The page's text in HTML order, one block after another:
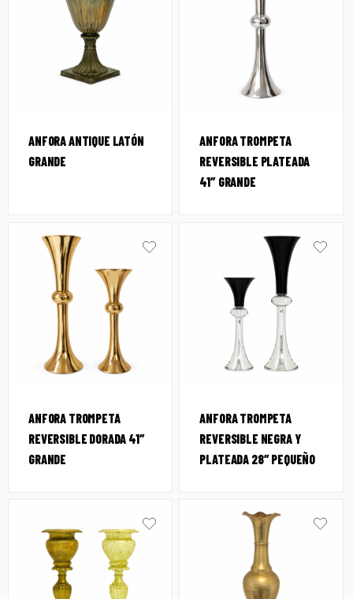
ANFORA ANTIQUE LATÓN
GRANDE
ANFORA TROMPETA
REVERSIBLE PLATEADA
41″ GRANDE
ANFORA TROMPETA
REVERSIBLE DORADA 41″
GRANDE
ANFORA TROMPETA
REVERSIBLE NEGRA Y
PLATEADA 28″ PEQUEÑO